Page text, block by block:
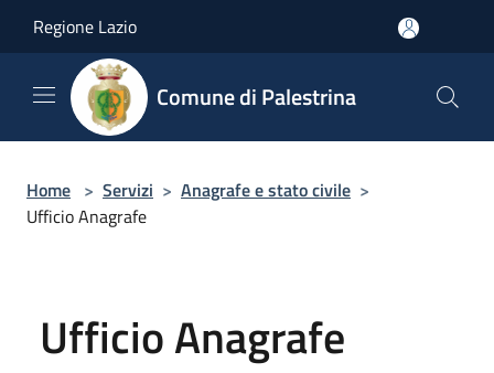
Regione Lazio
Comune di Palestrina
Home > Servizi > Anagrafe e stato civile >
Ufficio Anagrafe
Ufficio Anagrafe